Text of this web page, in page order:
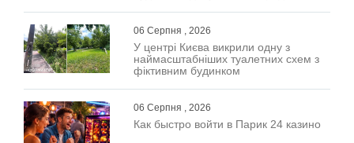
06 Серпня , 2026
У центрі Києва викрили одну з
наймасштабніших туалетних схем з
фіктивним будинком
06 Серпня , 2026
Как быстро войти в Парик 24 казино